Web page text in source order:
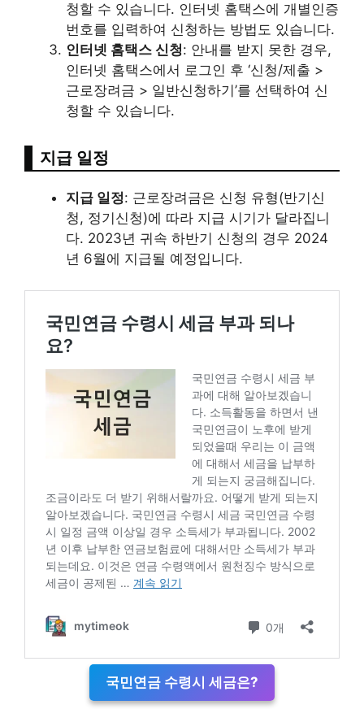
청할 수 있습니다. 인터넷 홈택스에 개별인증
번호를 입력하여 신청하는 방법도 있습니다.
인터넷 홈택스 신청: 안내를 받지 못한 경우,
인터넷 홈택스에서 로그인 후 ‘신청/제출 >
근로장려금 > 일반신청하기’를 선택하여 신
청할 수 있습니다.
지급 일정
지급 일정: 근로장려금은 신청 유형(반기신
청, 정기신청)에 따라 지급 시기가 달라집니
다. 2023년 귀속 하반기 신청의 경우 2024
년 6월에 지급될 예정입니다.
국민연금 수령시 세금은?